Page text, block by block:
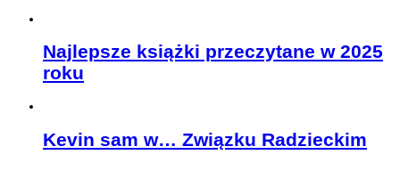
Najlepsze książki przeczytane w 2025
roku
Kevin sam w… Związku Radzieckim